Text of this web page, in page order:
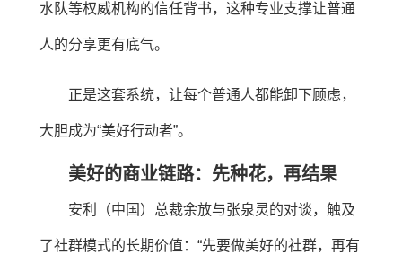
水队等权威机构的信任背书，这种专业支撑让普通
人的分享更有底气。
正是这套系统，让每个普通人都能卸下顾虑，
大胆成为“美好行动者”。
美好的商业链路：先种花，再结果
安利（中国）总裁余放与张泉灵的对谈，触及
了社群模式的长期价值：“先要做美好的社群，再有